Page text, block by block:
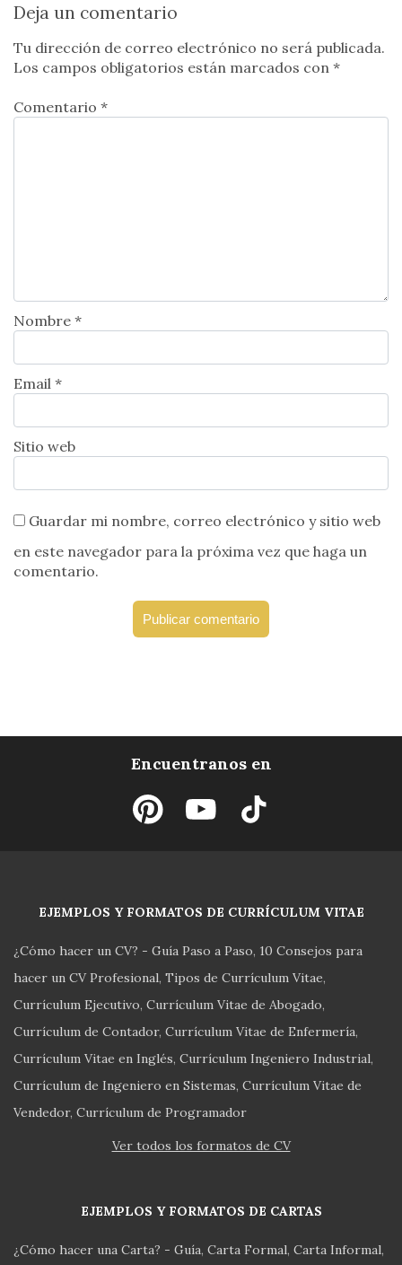
Deja un comentario
Tu dirección de correo electrónico no será publicada.
Los campos obligatorios están marcados con *
Comentario *
Nombre *
Email *
Sitio web
Guardar mi nombre, correo electrónico y sitio web
en este navegador para la próxima vez que haga un
comentario.
Encuentranos en
EJEMPLOS Y FORMATOS DE CURRÍCULUM VITAE
¿Cómo hacer un CV? - Guía Paso a Paso 10 Consejos para
hacer un CV Profesional Tipos de Currículum Vitae
Currículum Ejecutivo Currículum Vitae de Abogado
Currículum de Contador Currículum Vitae de Enfermería
Currículum Vitae en Inglés Currículum Ingeniero Industrial
Currículum de Ingeniero en Sistemas Currículum Vitae de
Vendedor Currículum de Programador
Ver todos los formatos de CV
EJEMPLOS Y FORMATOS DE CARTAS
¿Cómo hacer una Carta? - Guía Carta Formal Carta Informal